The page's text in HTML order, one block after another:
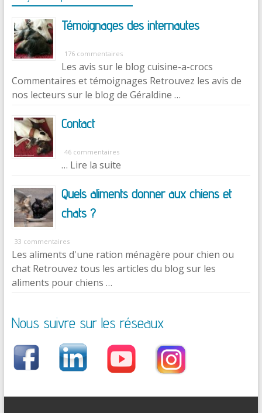
Témoignages des internautes
176 commentaires
Les avis sur le blog cuisine-a-crocs
Commentaires et témoignages Retrouvez les avis de
nos lecteurs sur le blog de Géraldine …
Contact
46 commentaires
… Lire la suite
Quels aliments donner aux chiens et
chats ?
33 commentaires
Les aliments d'une ration ménagère pour chien ou
chat Retrouvez tous les articles du blog sur les
aliments pour chiens …
Nous suivre sur les réseaux